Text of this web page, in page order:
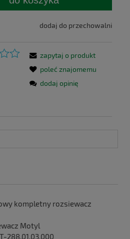
dodaj do przechowalni
zapytaj o produkt
poleć znajomemu
dodaj opinię
kosztów płatności
kompletny rozsiewacz
Motyl
288.01.03.000